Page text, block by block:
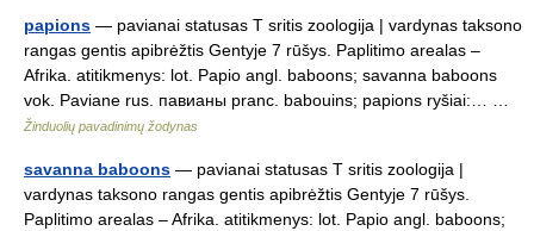
papions — pavianai statusas T sritis zoologija | vardynas taksono
rangas gentis apibrėžtis Gentyje 7 rūšys. Paplitimo arealas –
Afrika. atitikmenys: lot. Papio angl. baboons; savanna baboons
vok. Paviane rus. павианы pranc. babouins; papions ryšiai:… …
Žinduolių pavadinimų žodynas
savanna baboons — pavianai statusas T sritis zoologija |
vardynas taksono rangas gentis apibrėžtis Gentyje 7 rūšys.
Paplitimo arealas – Afrika. atitikmenys: lot. Papio angl. baboons;